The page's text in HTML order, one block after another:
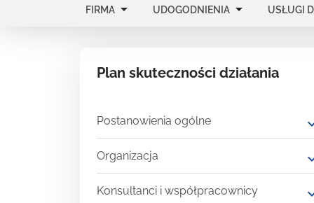
FIRMA arrow_drop_down UDOGODNIENIA arrow_drop_down USŁUGI
Plan skuteczności działania
Postanowienia ogólne
Organizacja
Konsultanci i współpracownicy